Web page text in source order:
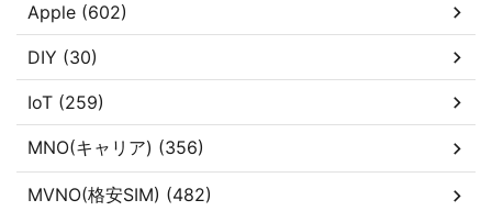
Apple (602)
DIY (30)
IoT (259)
MNO(キャリア) (356)
MVNO(格安SIM) (482)